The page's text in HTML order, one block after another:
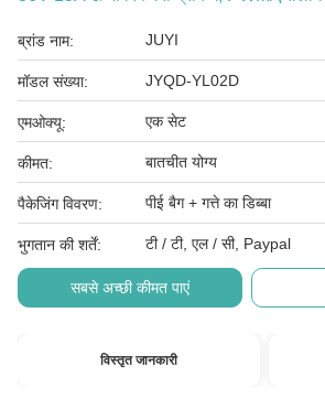
ब्रांड नाम: JUYI
मॉडल संख्या: JYQD-YL02D
एमओक्यू: एक सेट
कीमत: बातचीत योग्य
पैकेजिंग विवरण: पीई बैग + गत्ते का डिब्बा
भुगतान की शर्तें: टी / टी, एल / सी, Paypal
सबसे अच्छी कीमत पाएं
विस्तृत जानकारी